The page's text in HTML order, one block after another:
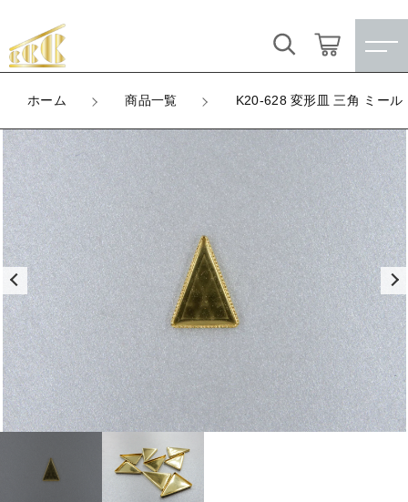
ホーム 商品一覧 K20-628 変形皿 三角 ミール
カートに商品を追加しました
LOT
数量
（税込）
ショッピングを続ける
カートを確認する
お気に入り
すべての商品
★訳ありアウトレット★
【メッキ付】 製品
【メッキ付】 ブローチ台
【はめこみパーツ】 銅板
【はめこみパーツ】 アルミ板
【はめこみパーツ】 アミ
【表金具】 皿・ミール皿
すべて
★訳ありアウトレット★
【メッキ付】 製品
【メッキ付】 ブローチ台
【はめこみパーツ】 銅板
【はめこみパーツ】 アルミ板
【はめこみパーツ】 アミ
【表金具】 皿・ミール皿
こだわり検索
親カテゴリ
子カテゴリ
価格帯
～
在庫あり